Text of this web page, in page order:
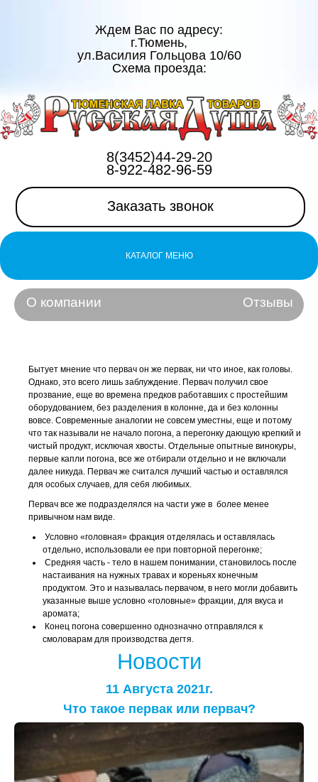
Ждем Вас по адресу:
г.Тюмень,
ул.Василия Гольцова 10/60
Схема проезда:
8(3452)44-29-20
8-922-482-96-59
Заказать звонок
О компании Отзывы
Бытует мнение что первач он же первак, ни что иное, как головы.
Однако, это всего лишь заблуждение. Первач получил свое
прозвание, еще во времена предков работавших с простейшим
оборудованием, без разделения в колонне, да и без колонны
вовсе. Современные аналогии не совсем уместны, еще и потому
что так называли не начало погона, а перегонку дающую крепкий и
чистый продукт, исключая хвосты. Отдельные опытные винокуры,
первые капли погона, все же отбирали отдельно и не включали
далее никуда. Первач же считался лучший частью и оставлялся
для особых случаев, для себя любимых.
Первач все же подразделялся на части уже в более менее
привычном нам виде.
Условно «головная» фракция отделялась и оставлялась
отдельно, использовали ее при повторной перегонке;
Средняя часть - тело в нашем понимании, становилось после
настаивания на нужных травах и кореньях конечным
продуктом. Это и называлась первачом, в него могли добавить
указанные выше условно «головные» фракции, для вкуса и
аромата;
Конец погона совершенно однозначно отправлялся к
смоловарам для производства дегтя.
КАТАЛОГ МЕНЮ
Новости
11 Августа 2021г.
Что такое первак или первач?